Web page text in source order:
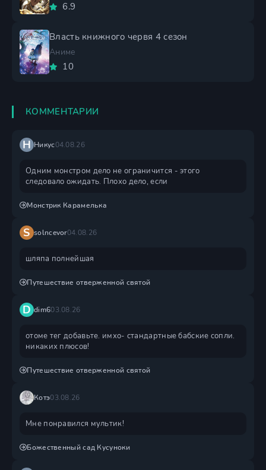
6.9
Власть книжного червя 4 сезон
Аниме
10
КОММЕНТАРИИ
Н Никус04.08.26
Одним монстром дело не ограничится - этого
следовало ожидать. Плохо дело, если
Монстрик Карамелька
S solncevor04.08.26
шляпа полнейшая
Путешествие отверженной святой
D dim603.08.26
отоме тег добавьте. имхо- стандартные бабские сопли.
никаких плюсов!
Путешествие отверженной святой
Котэ03.08.26
Мне понравился мультик!
Божественный сад Кусуноки